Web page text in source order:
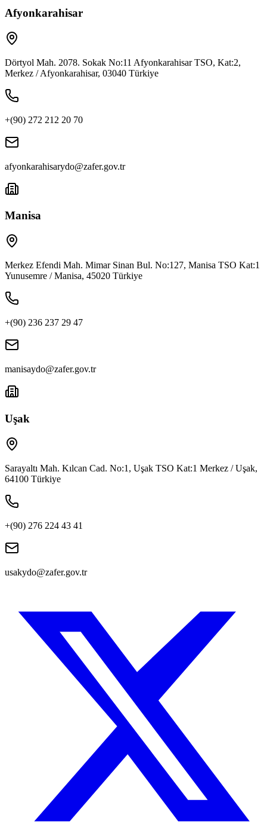
Afyonkarahisar
Dörtyol Mah. 2078. Sokak No:11 Afyonkarahisar TSO, Kat:2,
Merkez / Afyonkarahisar, 03040 Türkiye
+(90) 272 212 20 70
afyonkarahisarydo@zafer.gov.tr
Manisa
Merkez Efendi Mah. Mimar Sinan Bul. No:127, Manisa TSO Kat:1
Yunusemre / Manisa, 45020 Türkiye
+(90) 236 237 29 47
manisaydo@zafer.gov.tr
Uşak
Sarayaltı Mah. Kılcan Cad. No:1, Uşak TSO Kat:1 Merkez / Uşak,
64100 Türkiye
+(90) 276 224 43 41
usakydo@zafer.gov.tr